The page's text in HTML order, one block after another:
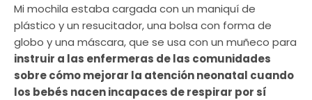
Mi mochila estaba cargada con un maniquí de
plástico y un resucitador, una bolsa con forma de
globo y una máscara, que se usa con un muñeco para
instruir a las enfermeras de las comunidades
sobre cómo mejorar la atención neonatal cuando
los bebés nacen incapaces de respirar por sí